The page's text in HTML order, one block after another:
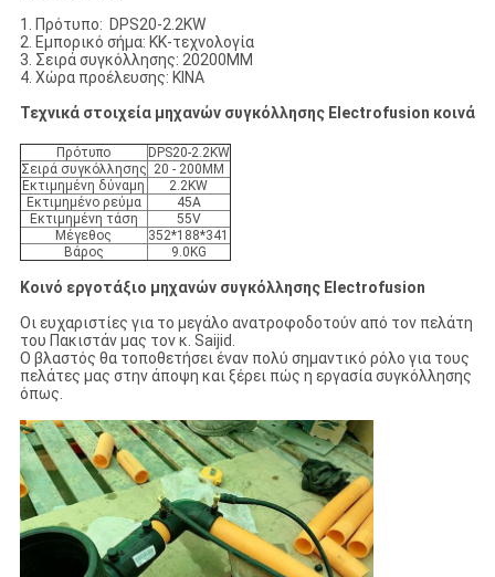
1. Πρότυπο: DPS20-2.2KW
2. Εμπορικό σήμα: ΚΚ-τεχνολογία
3. Σειρά συγκόλλησης: 20200MM
4. Χώρα προέλευσης: ΚΙΝΑ
Τεχνικά στοιχεία μηχανών συγκόλλησης Electrofusion κοινά
Πρότυπο
DPS20-2.2KW
Σειρά συγκόλλησης 20 - 200MM
Εκτιμημένη δύναμη
2.2KW
Εκτιμημένο ρεύμα
45A
Εκτιμημένη τάση
55V
Μέγεθος
352*188*341
Βάρος
9.0KG
Κοινό εργοτάξιο μηχανών συγκόλλησης Electrofusion
Οι ευχαριστίες για το μεγάλο ανατροφοδοτούν από τον πελάτη
του Πακιστάν μας τον κ. Saijid.
Ο βλαστός θα τοποθετήσει έναν πολύ σημαντικό ρόλο για τους
πελάτες μας στην άποψη και ξέρει πώς η εργασία συγκόλλησης
όπως.